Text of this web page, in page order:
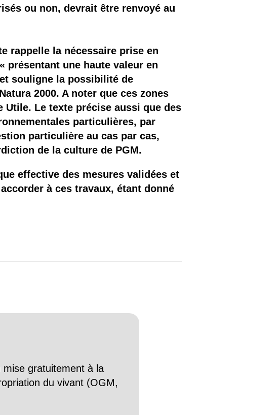
ou non, devrait être renvoyé au
rappelle la nécessaire prise en
présentant une haute valeur en
souligne la possibilité de
2000. A noter que ces zones
Utile. Le texte précise aussi que des
particulières, par
particulière au cas par cas,
de la culture de PGM.
effective des mesures validées et
à ces travaux, étant donné
mise gratuitement à la
du vivant (OGM,